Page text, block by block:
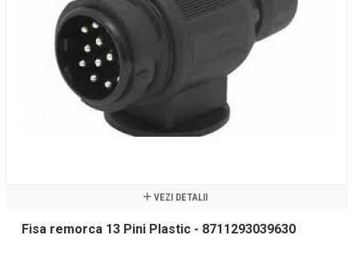
VEZI DETALII
Fisa remorca 13 Pini Plastic - 8711293039630